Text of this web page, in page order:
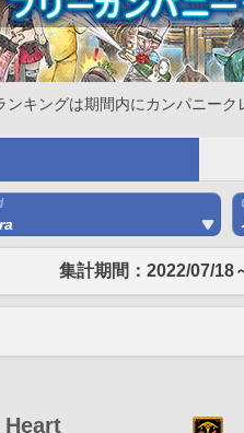
ンキングは期間内にカンパニーク
集計期間：2022/07/18